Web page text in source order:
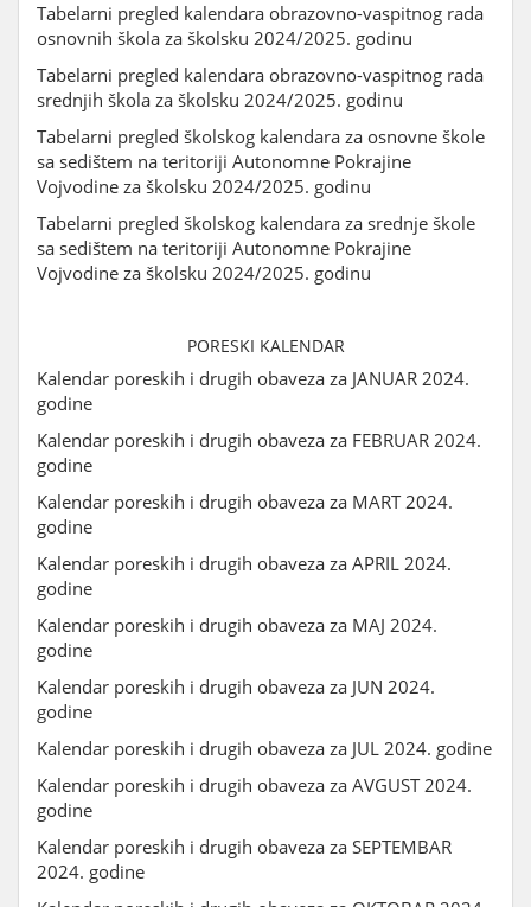
Tabelarni pregled kalendara obrazovno-vaspitnog rada
osnovnih škola za školsku 2024/2025. godinu
Tabelarni pregled kalendara obrazovno-vaspitnog rada
srednjih škola za školsku 2024/2025. godinu
Tabelarni pregled školskog kalendara za osnovne škole
sa sedištem na teritoriji Autonomne Pokrajine
Vojvodine za školsku 2024/2025. godinu
Tabelarni pregled školskog kalendara za srednje škole
sa sedištem na teritoriji Autonomne Pokrajine
Vojvodine za školsku 2024/2025. godinu
PORESKI KALENDAR
Kalendar poreskih i drugih obaveza za JANUAR 2024.
godine
Kalendar poreskih i drugih obaveza za FEBRUAR 2024.
godine
Kalendar poreskih i drugih obaveza za MART 2024.
godine
Kalendar poreskih i drugih obaveza za APRIL 2024.
godine
Kalendar poreskih i drugih obaveza za MAJ 2024.
godine
Kalendar poreskih i drugih obaveza za JUN 2024.
godine
Kalendar poreskih i drugih obaveza za JUL 2024. godine
Kalendar poreskih i drugih obaveza za AVGUST 2024.
godine
Kalendar poreskih i drugih obaveza za SEPTEMBAR
2024. godine